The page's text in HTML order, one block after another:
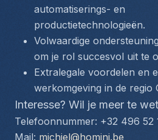
automatiserings- en
productietechnologieën.
Volwaardige
om je rol succesvol uit te
Extralegale voordelen en
werkomgeving in de regio
Interesse? Wil je meer te
Telefoonnummer: +32 496 52
Mail: michiel@homini.be